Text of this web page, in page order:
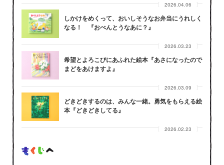
2026.04.06
しかけをめくって、おいしそうなお弁当にうれしく
なる！ 『おべんとうなあに？』
2026.03.23
希望とよろこびにあふれた絵本『あさになったので
まどをあけますよ』
2026.03.09
どきどきするのは、みんな一緒。勇気をもらえる絵
本『どきどきしてる』
2026.02.23